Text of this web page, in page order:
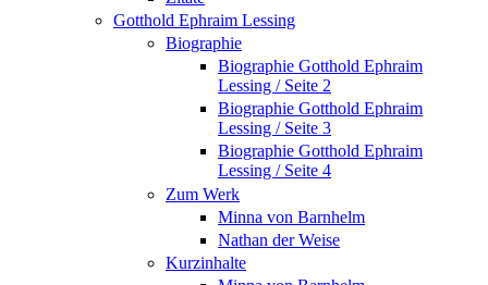
Gotthold Ephraim Lessing
Biographie
Biographie Gotthold Ephraim
Lessing / Seite 2
Biographie Gotthold Ephraim
Lessing / Seite 3
Biographie Gotthold Ephraim
Lessing / Seite 4
Zum Werk
Minna von Barnhelm
Nathan der Weise
Kurzinhalte